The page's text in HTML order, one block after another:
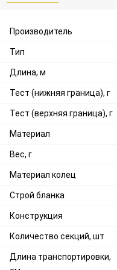
Производитель
Тип
Длина, м
Тест (нижняя граница), г
Тест (верхняя граница), г
Материал
Вес, г
Материал колец
Строй бланка
Конструкция
Количество секций, шт
Длина транспортировки,